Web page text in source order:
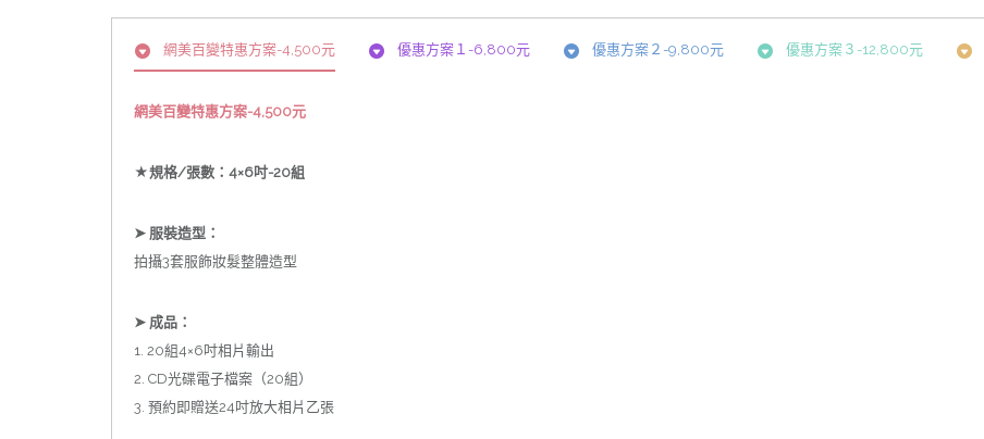
網美百變特惠方案-4,500元 優惠方案１-6,800元 優惠方案２-9,800元 優惠方案３-12,800元
網美百變特惠方案-4,500元
★規格/張數：4×6吋-20組
➤ 服裝造型：
拍攝3套服飾妝髮整體造型
➤ 成品：
1. 20組4×6吋相片輸出
2. CD光碟電子檔案（20組）
3. 預約即贈送24吋放大相片乙張